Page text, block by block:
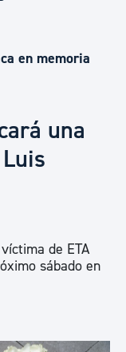
en memoria
una
de ETA
sábado en